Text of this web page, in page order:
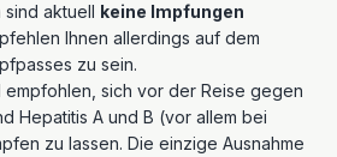
sind aktuell keine Impfungen
Ihnen allerdings auf dem
zu sein.
sich vor der Reise gegen
Hepatitis A und B (vor allem bei
zu lassen. Die einzige Ausnahme